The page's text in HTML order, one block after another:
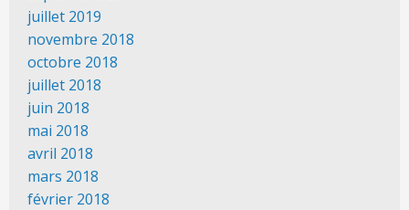
juillet 2019
novembre 2018
octobre 2018
juillet 2018
juin 2018
mai 2018
avril 2018
mars 2018
février 2018